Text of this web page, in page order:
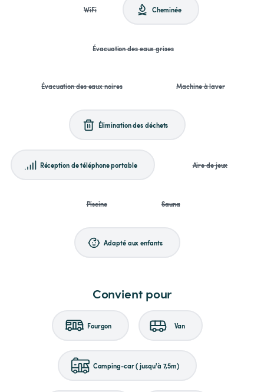
WiFi Cheminée
Évacuation des eaux grises
Évacuation des eaux noires Machine à laver
Élimination des déchets
Réception de téléphone portable Aire de jeux
Piscine Sauna
Adapté aux enfants
Convient pour
Fourgon Van
Camping-car (jusqu'à 7,5m)